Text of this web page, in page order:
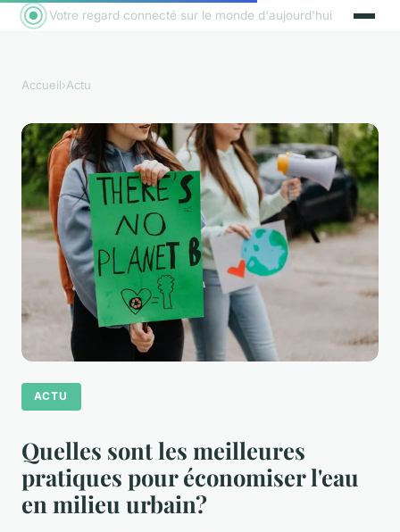
Votre regard connecté sur le monde d'aujourd'hui
Accueil›Actu
ACTU
Quelles sont les meilleures
pratiques pour économiser l'eau
en milieu urbain?